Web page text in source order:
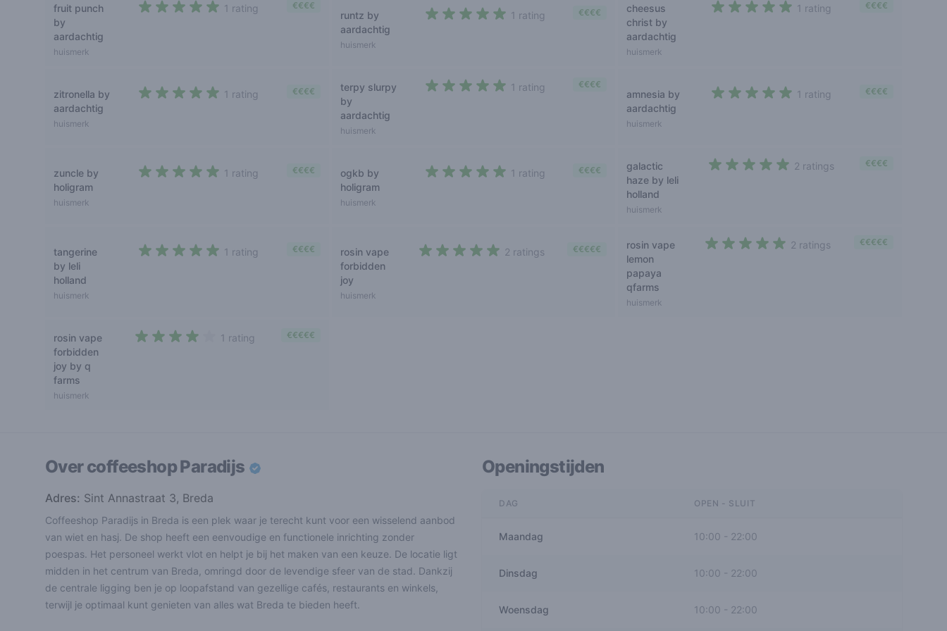
fruit punch
by
aardachtig
huismerk
1 rating €€€€
runtz by
aardachtig
huismerk
1 rating €€€€
cheesus
christ by
aardachtig
huismerk
1 rating €€€€
zitronella by
aardachtig
huismerk
1 rating €€€€
terpy slurpy
by
aardachtig
huismerk
1 rating €€€€
amnesia by
aardachtig
huismerk
1 rating €€€€
zuncle by
holigram
huismerk
1 rating €€€€
ogkb by
holigram
huismerk
1 rating €€€€
galactic
haze by leli
holland
huismerk
2 ratings €€€€
tangerine
by leli
holland
huismerk
1 rating €€€€
rosin vape
forbidden
joy
huismerk
2 ratings €€€€€
rosin vape
lemon
papaya
qfarms
huismerk
2 ratings €€€€€
rosin vape
forbidden
joy by q
farms
huismerk
1 rating €€€€€
Over coffeeshopParadijs
Adres: Sint Annastraat 3, Breda
Coffeeshop Paradijs in Breda is een plek waar je terecht kunt voor een wisselend aanbod
van wiet en hasj. De shop heeft een eenvoudige en functionele inrichting zonder
poespas. Het personeel werkt vlot en helpt je bij het maken van een keuze. De locatie ligt
midden in het centrum van Breda, omringd door de levendige sfeer van de stad. Dankzij
de centrale ligging ben je op loopafstand van gezellige cafés, restaurants en winkels,
terwijl je optimaal kunt genieten van alles wat Breda te bieden heeft.
Openingstijden
DAG OPEN - SLUIT
Maandag 10:00 - 22:00
Dinsdag 10:00 22:00
Woensdag 10:00 - 22:00